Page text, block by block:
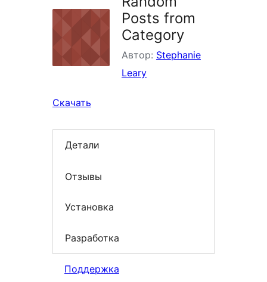
Posts from
Category
Автор: Stephanie
Leary
Скачать
Детали
Отзывы
Установка
Разработка
Поддержка